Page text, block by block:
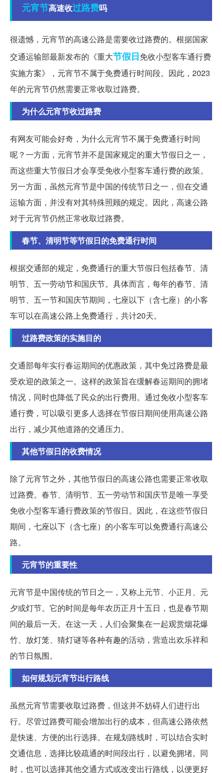
元宵节高速收过路费吗
很遗憾，元宵节的高速公路是需要收过路费的。根据国家
交通运输部最新发布的《重大节假日免收小型客车通行费
实施方案》，元宵节不属于免费通行时间段。因此，2023
年的元宵节仍然需要正常收取过路费。
为什么元宵节收过路费
有网友可能会好奇，为什么元宵节不属于免费通行时间
呢？一方面，元宵节并不是国家规定的重大节假日之一，
而这些重大节假日才会享受免收小型客车通行费的政策。
另一方面，虽然元宵节是中国的传统节日之一，但在交通
运输方面，并没有对其特殊照顾的规定。因此，高速公路
对于元宵节仍然正常收取过路费。
春节、清明节等节假日的免费通行时间
根据交通部的规定，免费通行的重大节假日包括春节、清
明节、五一劳动节和国庆节。具体而言，每年的春节、清
明节、五一节和国庆节期间，七座以下（含七座）的小客
车可以在高速公路上免费通行，共计20天。
过路费政策的实施目的
交通部每年实行春运期间的优惠政策，其中免过路费是最
受欢迎的政策之一。这样的政策旨在缓解春运期间的拥堵
情况，同时也降低了民众的出行费用。通过免收小型客车
通行费，可以吸引更多人选择在节假日期间使用高速公路
出行，减少其他道路的交通压力。
其他节假日的收费情况
除了元宵节之外，其他节假日的高速公路也需要正常收取
过路费。春节、清明节、五一劳动节和国庆节是唯一享受
免收小型客车通行费政策的节假日。因此，在这些节假日
期间，七座以下（含七座）的小客车可以免费通行高速公
路。
元宵节的重要性
元宵节是中国传统的节日之一，又称上元节、小正月、元
夕或灯节。它的时间是每年农历正月十五日，也是春节期
间的最后一天。在这一天，人们会聚集在一起观赏烟花爆
竹、放灯笼、猜灯谜等各种有趣的活动，营造出欢乐祥和
的节日氛围。
如何规划元宵节出行路线
虽然元宵节需要收取过路费，但这并不妨碍人们进行出
行。尽管过路费可能会增加出行的成本，但高速公路依然
是快速、方便的出行选择。在规划路线时，可以结合实时
交通信息，选择比较疏通的时间段出行，以避免拥堵。同
时，也可以选择其他交通方式或改变出行路线，以便更好